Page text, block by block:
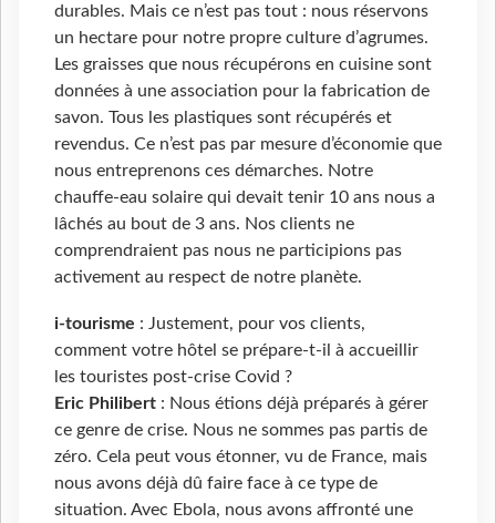
durables. Mais ce n’est pas tout : nous réservons
un hectare pour notre propre culture d’agrumes.
Les graisses que nous récupérons en cuisine sont
données à une association pour la fabrication de
savon. Tous les plastiques sont récupérés et
revendus. Ce n’est pas par mesure d’économie que
nous entreprenons ces démarches. Notre
chauffe-eau solaire qui devait tenir 10 ans nous a
lâchés au bout de 3 ans. Nos clients ne
comprendraient pas nous ne participions pas
activement au respect de notre planète.
i-tourisme : Justement, pour vos clients,
comment votre hôtel se prépare-t-il à accueillir
les touristes post-crise Covid ?
Eric Philibert : Nous étions déjà préparés à gérer
ce genre de crise. Nous ne sommes pas partis de
zéro. Cela peut vous étonner, vu de France, mais
nous avons déjà dû faire face à ce type de
situation. Avec Ebola, nous avons affronté une